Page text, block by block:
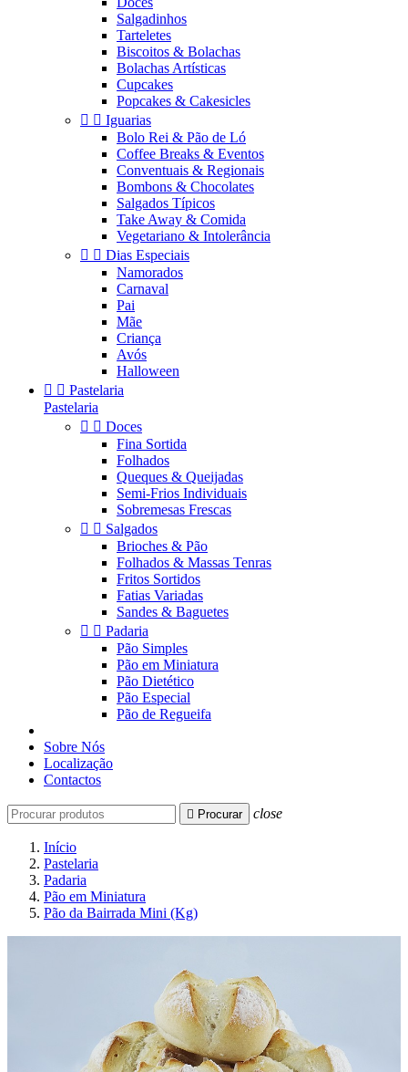
Salgadinhos
Tarteletes
Biscoitos & Bolachas
Bolachas Artísticas
Cupcakes
Popcakes & Cakesicles
  Iguarias
Bolo Rei & Pão de Ló
Coffee Breaks & Eventos
Conventuais & Regionais
Bombons & Chocolates
Salgados Típicos
Take Away & Comida
Vegetariano & Intolerância
  Dias Especiais
Namorados
Carnaval
Pai
Mãe
Criança
Avós
Halloween
  Pastelaria
Pastelaria
  Doces
Fina Sortida
Folhados
Queques & Queijadas
Semi-Frios Individuais
Sobremesas Frescas
  Salgados
Brioches & Pão
Folhados & Massas Tenras
Fritos Sortidos
Fatias Variadas
Sandes & Baguetes
  Padaria
Pão Simples
Pão em Miniatura
Pão Dietético
Pão Especial
Pão de Regueifa
Sobre Nós
Localização
Contactos
 Procurar close
Início
Pastelaria
Padaria
Pão em Miniatura
Pão da Bairrada Mini (Kg)